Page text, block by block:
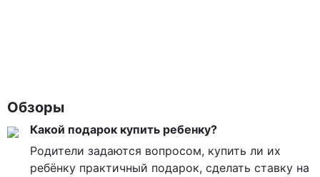
Обзоры
Какой подарок купить ребенку?
Родители задаются вопросом, купить ли их
ребёнку практичный подарок, сделать ставку на